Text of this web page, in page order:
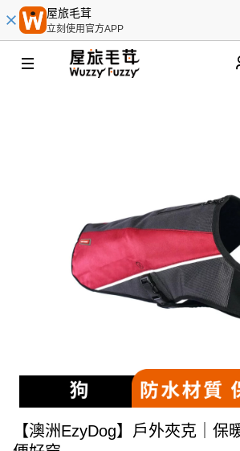
屋旅毛茸
立刻使用官方APP
【澳洲EzyDog】戶外夾克｜保